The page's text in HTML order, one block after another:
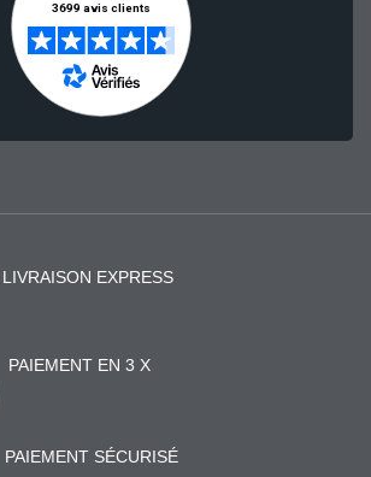
LIVRAISON EXPRESS
PAIEMENT EN 3 X
PAIEMENT SÉCURISÉ